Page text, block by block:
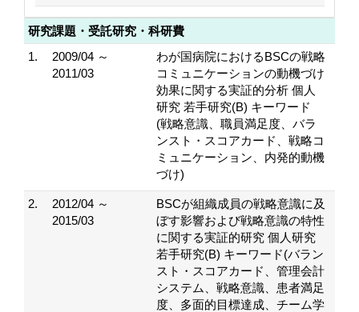
研究課題・受託研究・科研費
1.
2009/04 ～
2011/03
わが国病院におけるBSCの戦略
コミュニケーションの動機づけ
効果に関する実証的分析 個人
研究 若手研究(B) キーワード
(戦略意識、職員満足度、バラ
ンスト・スコアカード、戦略コ
ミュニケーション、内発的動機
づけ)
2.
2012/04 ～
2015/03
BSCが組織成員の戦略意識に及
ぼす影響および戦略意識の特性
に関する実証的研究 個人研究
若手研究(B) キーワード(バラン
スト・スコアカード、管理会計
システム、戦略意識、患者満足
度、多面的目標達成、チーム学